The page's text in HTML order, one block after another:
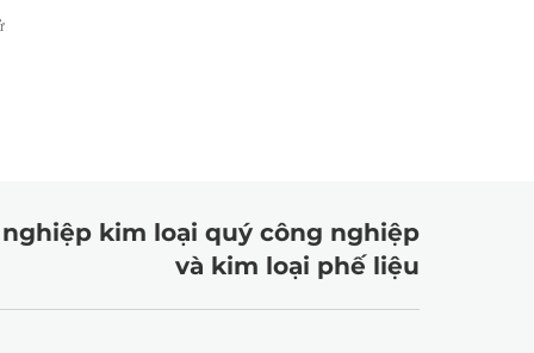
kim loại quý công nghiệp
và kim loại phế liệu